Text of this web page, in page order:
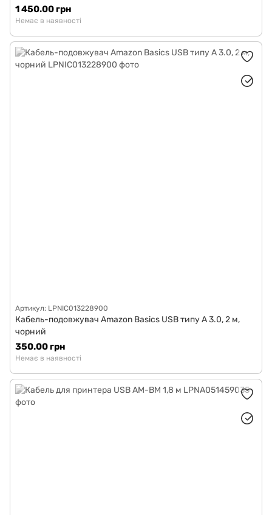
1 450.00 грн
Немає в наявності
Артикул: LPNIC013228900
Кабель-подовжувач Amazon Basics USB типу A 3.0, 2 м,
чорний
350.00 грн
Немає в наявності